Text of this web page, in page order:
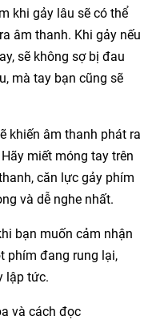
khi gảy lâu sẽ có thể
âm thanh. Khi gảy nếu
sẽ không sợ bị đau
mà tay bạn cũng sẽ
khiến âm thanh phát ra
miết móng tay trên
căn lực gảy phím
và dễ nghe nhất.
bạn muốn cảm nhận
phím đang rung lại,
lập tức.
và cách đọc